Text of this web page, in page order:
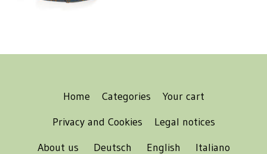
Home Categories
Your cart
Privacy and Cookies
Legal notices
About us
Deutsch English Italiano